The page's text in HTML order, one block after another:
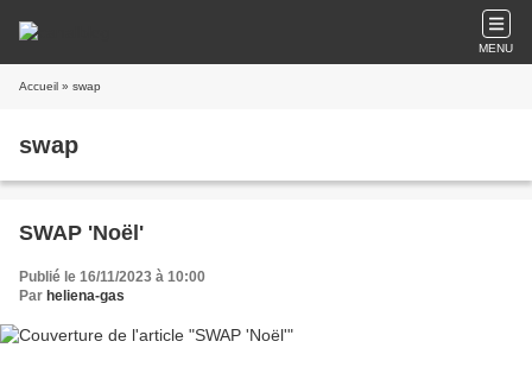
MENU
Accueil » swap
swap
SWAP 'Noël'
Publié le 16/11/2023 à 10:00
Par heliena-gas